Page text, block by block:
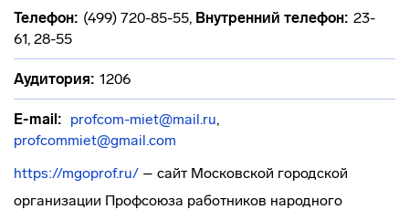
Телефон: (499) 720-85-55, Внутренний телефон: 23-
61, 28-55
Аудитория: 1206
E-mail: profcom-miet@mail.ru,
profcommiet@gmail.com
https://mgoprof.ru/ – сайт Московской городской
организации Профсоюза работников народного